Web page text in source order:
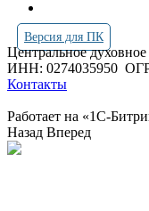
Версия для ПК
Центральное
ИНН: 0274035950
Контакты
Работает на «1С-
Назад Вперед